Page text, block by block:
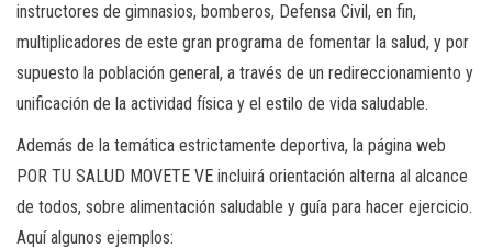
instructores de gimnasios, bomberos, Defensa Civil, en fin,
multiplicadores de este gran programa de fomentar la salud, y por
supuesto la población general, a través de un redireccionamiento y
unificación de la actividad física y el estilo de vida saludable.
Además de la temática estrictamente deportiva, la página web
POR TU SALUD MOVETE VE incluirá orientación alterna al alcance
de todos, sobre alimentación saludable y guía para hacer ejercicio.
Aquí algunos ejemplos: